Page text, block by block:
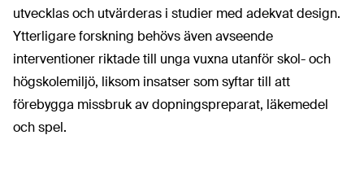
utvecklas och utvärderas i studier med adekvat design.
Ytterligare forskning behövs även avseende
interventioner riktade till unga vuxna utanför skol- och
hög­skolemiljö, liksom insatser som syftar till att
förebygga missbruk av dopningspreparat, läkemedel
och spel.